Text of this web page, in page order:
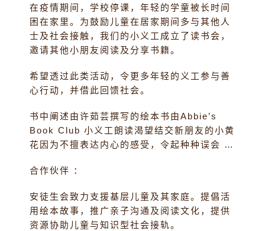
在疫情期间，学校停课，年轻的学童被长时间
困在家里。为鼓励儿童在居家期间多与其他人
士及社会接触，我们的小义工成立了读书会，
邀请其他小朋友阅读及分享书籍。
希望透过此类活动，令更多年轻的义工参与善
心行动，并借此回馈社会。
书中阐述由许茹芸撰写的绘本书由Abbie’s
Book Club 小义工朗读渴望结交新朋友的小黄
花因为不擅表达内心的感受，令起种种误会 …
合作伙伴 ：
安徒生会致力支援基层儿童及其家庭。提倡活
用绘本故事，推广亲子沟通及阅读文化，提供
资源协助儿童与知识型社会接轨。